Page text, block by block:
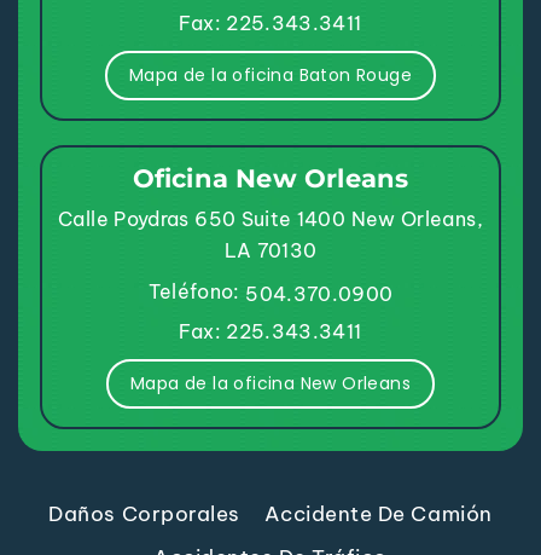
Fax: 225.343.3411
Mapa de la oficina Baton Rouge
Oficina New Orleans
Calle Poydras 650 Suite 1400 New Orleans,
LA 70130
Teléfono: 504.370.0900
Fax: 225.343.3411
Mapa de la oficina New Orleans
Daños Corporales
Accidente De Camión